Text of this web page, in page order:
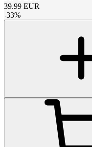
39.99 EUR
-33%